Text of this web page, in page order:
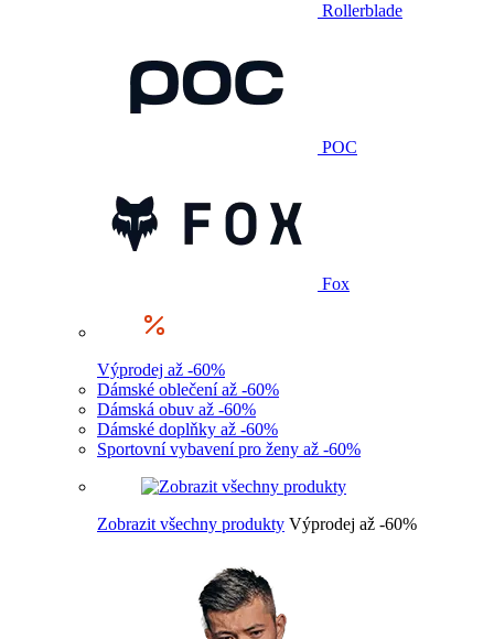
Rollerblade
POC
Fox
Výprodej až -60%
Dámské oblečení až -60%
Dámská obuv až -60%
Dámské doplňky až -60%
Sportovní vybavení pro ženy až -60%
Zobrazit všechny produkty Výprodej až -60%